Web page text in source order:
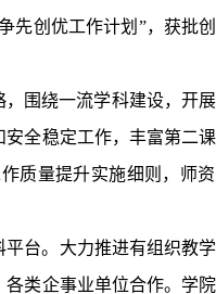
先创优工作计划”，获批
围绕一流学科建设，开
全稳定工作，丰富第二
质量提升实施细则，师
台。大力推进有组织教
类企事业单位合作。学